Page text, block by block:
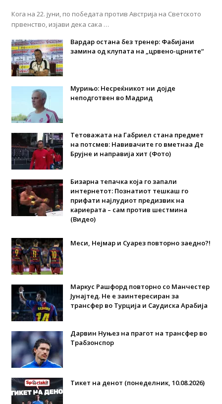
Кога на 22. јуни, по победата против Австрија на Светското
првенство, изјави дека сака …
Вардар остана без тренер: Фабијани
замина од клупата на „црвено-црните“
Мурињо: Несреќникот ни дојде
неподготвен во Мадрид
Тетоважата на Габриел стана предмет
на потсмев: Навивачите го вметнаа Де
Брујне и направија хит (Фото)
Бизарна тепачка која го запали
интернетот: Познатиот тешкаш го
прифати најлудиот предизвик на
кариерата – сам против шестмина
(Видео)
Меси, Нејмар и Суарез повторно заедно?!
Маркус Рашфорд повторно со Манчестер
Јунајтед. Не е заинтересиран за
трансфер во Турција и Саудиска Арабија
Дарвин Нуњез на прагот на трансфер во
Трабзонспор
Тикет на денот (понеделник, 10.08.2026)